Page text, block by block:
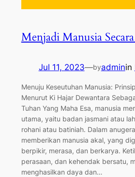
Menjadi Manusia
Jul 11, 2023—byadminin
Menuju Keseutuhan Manusia:
Menurut Ki Hajar Dewantara
Tuhan Yang Maha Esa, manusia
utama, yaitu badan jasmani atau
rohani atau batiniah. Dalam
memberikan manusia akal, yang
berpikir, merasa, dan berkarya.
perasaan, dan kehendak bersatu,
menghasilkan daya dan…